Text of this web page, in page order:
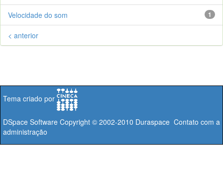
1
Velocidade do som
< anterior
Tema criado por
DSpace Software Copyright © 2002-2010 Duraspace Contato com a
administração